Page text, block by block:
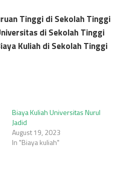
Tinggi di Sekolah Tinggi
di Sekolah Tinggi
Kuliah di Sekolah Tinggi
Biaya Kuliah Universitas Nurul
Jadid
August 19, 2023
In "Biaya kuliah"